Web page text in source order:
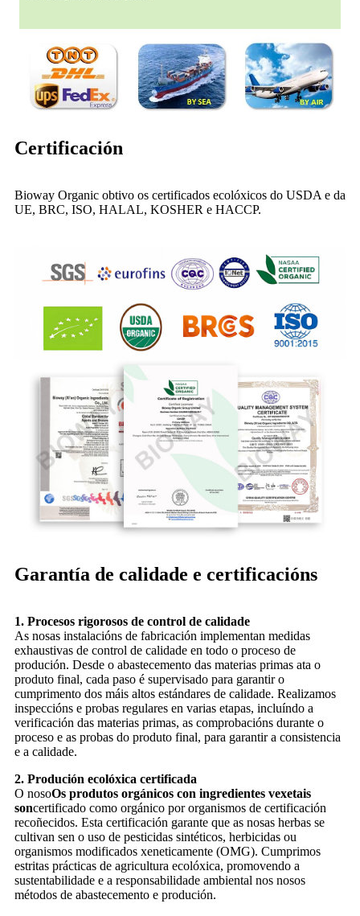
Certificación
Bioway Organic obtivo os certificados ecolóxicos do USDA e da
UE, BRC, ISO, HALAL, KOSHER e HACCP.
Garantía de calidade e certificacións
1. Procesos rigorosos de control de calidade
As nosas instalacións de fabricación implementan medidas
exhaustivas de control de calidade en todo o proceso de
produción. Desde o abastecemento das materias primas ata o
produto final, cada paso é supervisado para garantir o
cumprimento dos máis altos estándares de calidade. Realizamos
inspeccións e probas regulares en varias etapas, incluíndo a
verificación das materias primas, as comprobacións durante o
proceso e as probas do produto final, para garantir a consistencia
e a calidade.
2. Produción ecolóxica certificada
O nosoOs produtos orgánicos con ingredientes vexetais
soncertificado como orgánico por organismos de certificación
recoñecidos. Esta certificación garante que as nosas herbas se
cultivan sen o uso de pesticidas sintéticos, herbicidas ou
organismos modificados xeneticamente (OMG). Cumprimos
estritas prácticas de agricultura ecolóxica, promovendo a
sustentabilidade e a responsabilidade ambiental nos nosos
métodos de abastecemento e produción.